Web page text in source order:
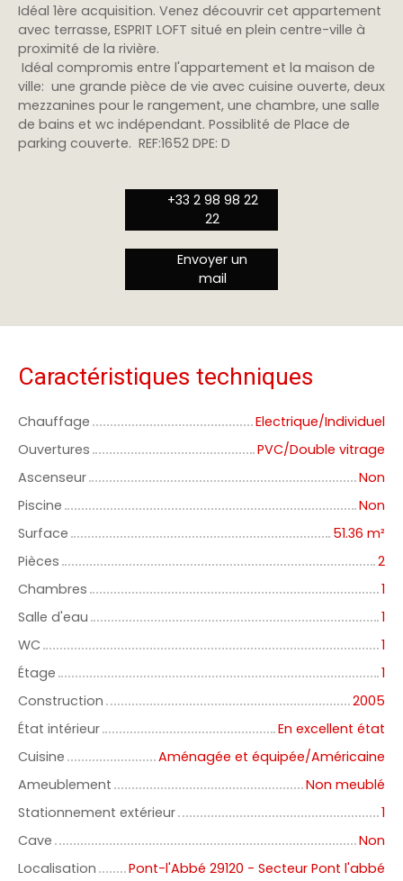
Idéal 1ère acquisition. Venez découvrir cet appartement
avec terrasse, ESPRIT LOFT situé en plein centre-ville à
proximité de la rivière.
Idéal compromis entre l'appartement et la maison de
ville: une grande pièce de vie avec cuisine ouverte, deux
mezzanines pour le rangement, une chambre, une salle
de bains et wc indépendant. Possiblité de Place de
parking couverte. REF:1652 DPE: D
+33 2 98 98 22
22
Envoyer un
mail
Caractéristiques techniques
Chauffage
Electrique/Individuel
Ouvertures
PVC/Double vitrage
Ascenseur
Non
Piscine
Non
Surface
51.36 m²
Pièces
2
Chambres
1
Salle d'eau
1
WC
1
Étage
1
Construction
2005
État intérieur
En excellent état
Cuisine
Aménagée et équipée/Américaine
Ameublement
Non meublé
Stationnement extérieur
1
Cave
Non
Localisation
Pont-l'Abbé 29120 - Secteur Pont l'abbé